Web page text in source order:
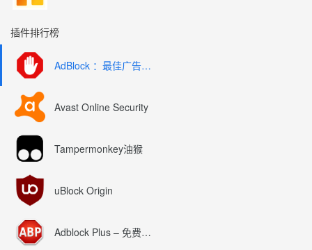
插件排行榜
AdBlock ：最佳广告拦截工具
Avast Online Security
Tampermonkey油猴
uBlock Origin
Adblock Plus – 免费的广告拦截器